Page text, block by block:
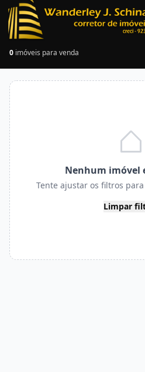
0 imóveis para venda
Nenhum imóvel
Tente ajustar os filtros
Limpar